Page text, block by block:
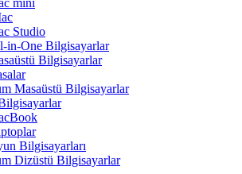
mini
Studio
in-One Bilgisayarlar
Bilgisayarlar
Masaüstü Bilgisayarlar
Bilgisayarları
Dizüstü Bilgisayarlar